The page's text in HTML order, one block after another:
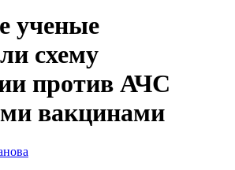
ученые
схему
против АЧС
вакцинами